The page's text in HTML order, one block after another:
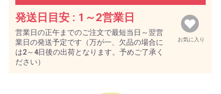
お気に入り
発送日目安 : 1～2営業日
営業日の正午までのご注文で最短当日～翌営
業日の発送予定です（万が一、欠品の場合に
は2～4日後の出荷となります。予めご了承く
ださい）